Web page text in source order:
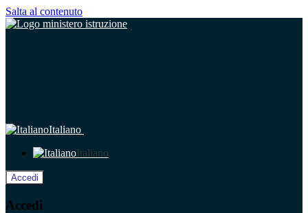
Salta al contenuto
Italiano
Italiano
Accedi
Accedi